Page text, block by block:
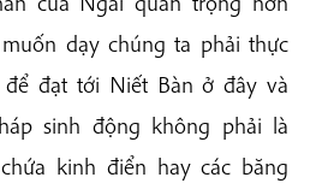
dạy chúng ta phải thực
để đạt tới Niết Bàn ở đây và
sinh động không phải là
kinh điển hay các băng